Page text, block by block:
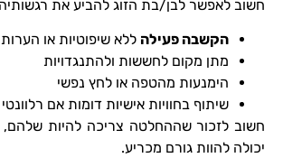
חשוב לאפשר לבן/בת הזוג להביע את
הקשבה פעילה ללא שיפוטיות או
מתן מקום לחששות ולהתנגדויות
הימנעות מהטפה או לחץ נפשי
שיתוף בחוויות אישיות דומות אם רלוונטי
חשוב לזכור שההחלטה צריכה להיות
יכולה להוות גורם מכריע.